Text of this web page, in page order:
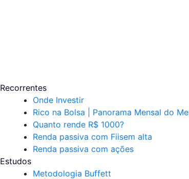
Recorrentes
Onde Investir
Rico na Bolsa | Panorama Mensal do
Quanto rende R$ 1000?
Renda passiva com Fiisem alta
Renda passiva com ações
Estudos
Metodologia Buffett